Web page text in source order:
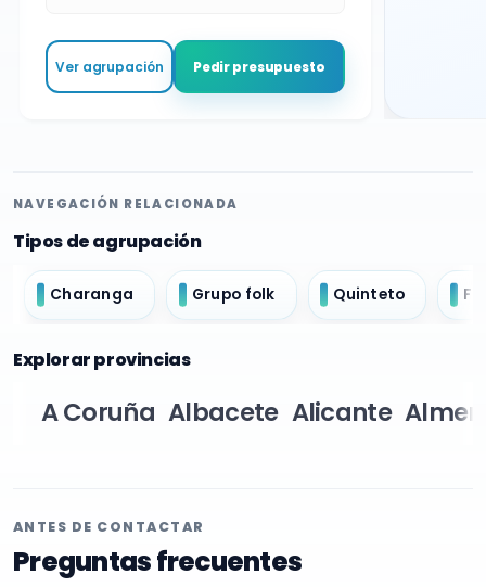
Ver agrupación Pedir presupuesto
NAVEGACIÓN RELACIONADA
Tipos de agrupación
Charanga Grupo folk Quinteto
Explorar provincias
A Coruña Albacete Alicante
ANTES DE CONTACTAR
Preguntas frecuentes